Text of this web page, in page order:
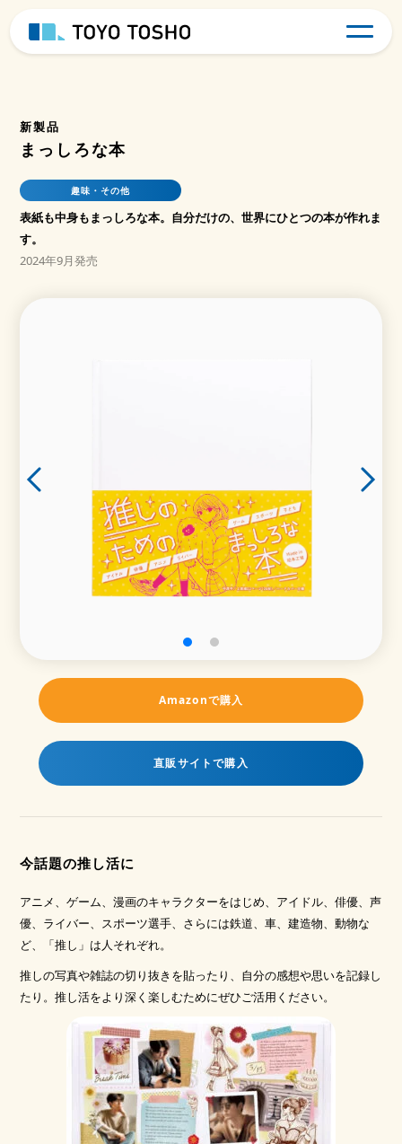
新製品
まっしろな本
趣味・その他
表紙も中身もまっしろな本。自分だけの、世界にひとつの本が作れま
す。
2024年9月発売
Amazonで購入
直販サイトで購入
今話題の推し活に
アニメ、ゲーム、漫画のキャラクターをはじめ、アイドル、俳優、声
優、ライバー、スポーツ選手、さらには鉄道、車、建造物、動物な
ど、「推し」は人それぞれ。
推しの写真や雑誌の切り抜きを貼ったり、自分の感想や思いを記録し
たり。推し活をより深く楽しむためにぜひご活用ください。